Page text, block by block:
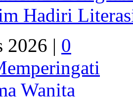
Hadiri
2026 | 0